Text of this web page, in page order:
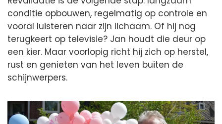
conditie opbouwen, regelmatig op controle en
vooral luisteren naar zijn lichaam. Of hij nog
terugkeert op televisie? Jan houdt die deur op
een kier. Maar voorlopig richt hij zich op herstel,
rust en genieten van het leven buiten de
schijnwerpers.